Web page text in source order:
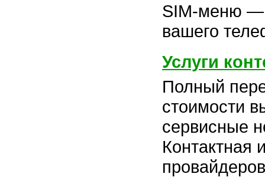
SIM-меню —
вашего
Услуги
Полный
стоимости
сервисные
Контактная